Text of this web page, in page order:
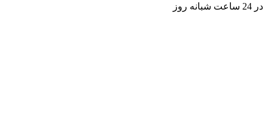
در 24 ساعت شبانه روز